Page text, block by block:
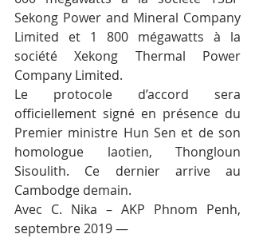
Sekong Power and Mineral Company
Limited et 1 800 mégawatts à la
société Xekong Thermal Power
Company Limited.
Le protocole d’accord sera
officiellement signé en présence du
Premier ministre Hun Sen et de son
homologue laotien, Thongloun
Sisoulith. Ce dernier arrive au
Cambodge demain.
Avec C. Nika – AKP Phnom Penh,
septembre 2019 —